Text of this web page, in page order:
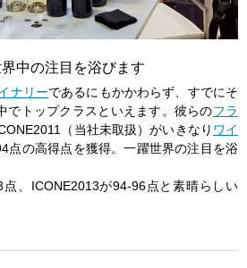
中の注目を浴びます
ナリーであるにもかかわらず、すでにそ
でトップクラスといえます。彼らのフラ
（当社未取扱）がいきなり ワイ
点の高得点を獲得。一躍世界の注目を浴
、ICONE2013が94-96点と素晴らしい